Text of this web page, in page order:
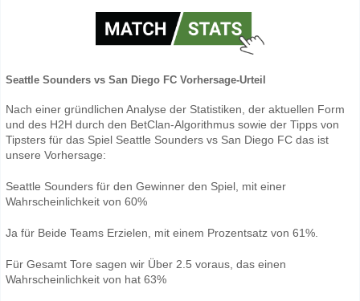
Seattle Sounders vs San Diego FC Vorhersage-Urteil
Nach einer gründlichen Analyse der Statistiken, der aktuellen Form
und des H2H durch den BetClan-Algorithmus sowie der Tipps von
Tipsters für das Spiel Seattle Sounders vs San Diego FC das ist
unsere Vorhersage:
Seattle Sounders für den Gewinner den Spiel, mit einer
Wahrscheinlichkeit von 60%
Ja für Beide Teams Erzielen, mit einem Prozentsatz von 61%.
Für Gesamt Tore sagen wir Über 2.5 voraus, das einen
Wahrscheinlichkeit von hat 63%